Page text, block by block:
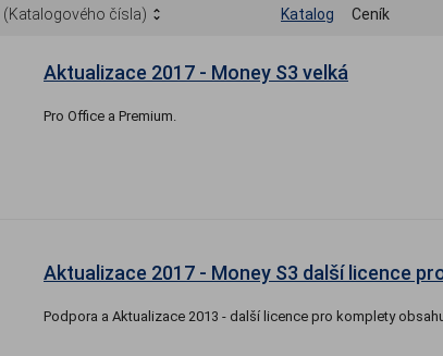
(Katalogového čísla) Katalog Ceník
Aktualizace 2017 - Money S3 velká
Pro Office a Premium.
Aktualizace 2017 - Money S3 další licence
Podpora a Aktualizace 2013 - další licence pro komplety